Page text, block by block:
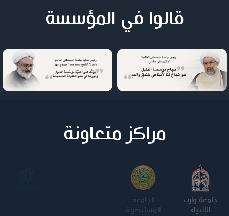
قالوا في المؤسسة
مراكز متعاونة
جامعة وارث
الأنبياء
الجامعة
المستنصرية